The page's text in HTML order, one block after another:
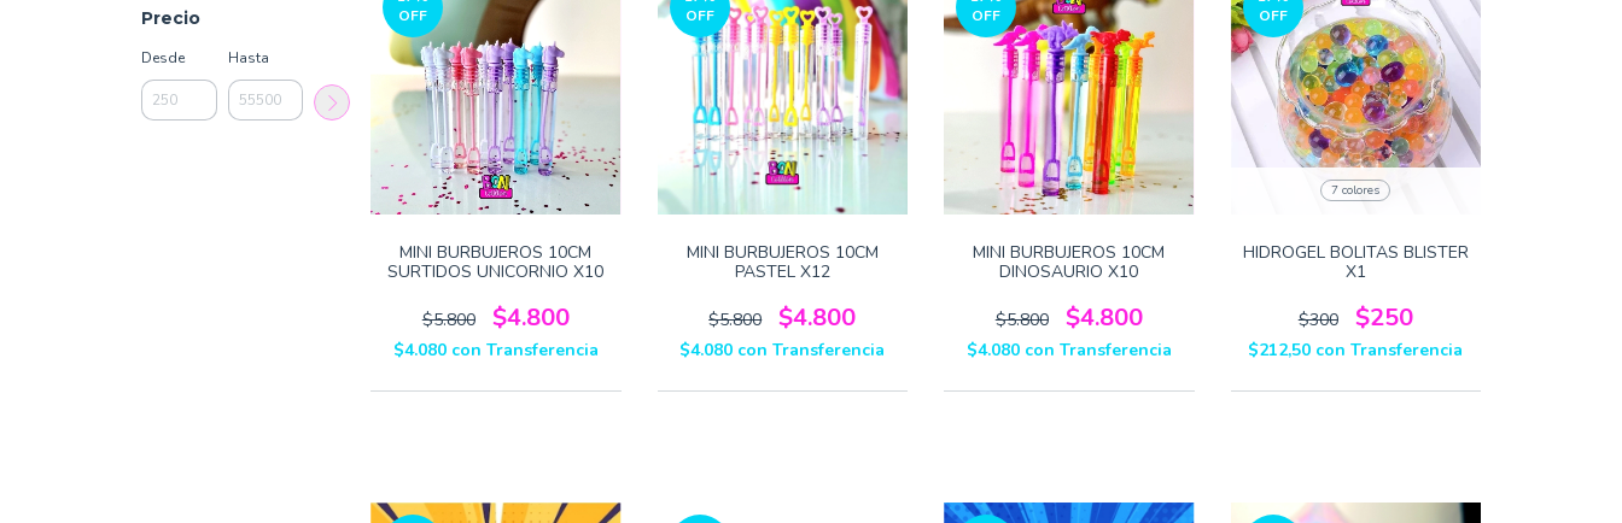
Precio
Desde Hasta
OFF
MINI BURBUJEROS 10CM
SURTIDOS UNICORNIO X10
$5.800 $4.800
$4.080 con Transferencia
OFF
MINI BURBUJEROS 10CM
PASTEL X12
$5.800 $4.800
$4.080 con Transferencia
OFF
MINI BURBUJEROS 10CM
DINOSAURIO X10
$5.800 $4.800
$4.080 con Transferencia
OFF
7 colores
HIDROGEL BOLITAS BLISTER
X1
$300 $250
$212,50 con Transferencia